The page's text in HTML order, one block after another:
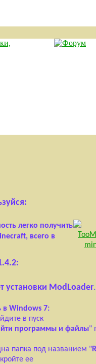
легко получить
всего в
установки ModLoader.
в Windows 7:
в пуск
программы и файлы"
папка под названием "
ее